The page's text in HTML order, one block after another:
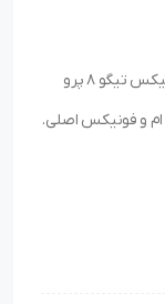
خرید نشیمنگاه صندلی جلو چپ مناسب برای فونیکس تیگو ۸ پرو
ام و فونیکس اصلی.